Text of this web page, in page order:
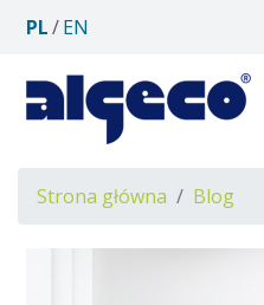
PL EN
Ścieżka
Strona główna Blog